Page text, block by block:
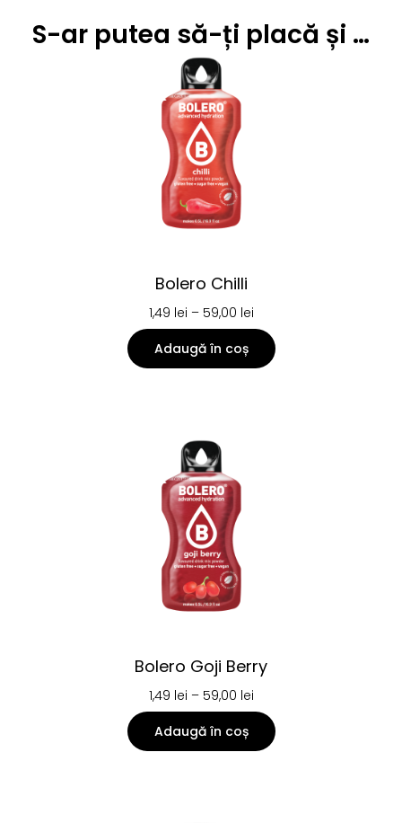
S-ar putea să-ți placă și …
Bolero Chilli
1,49 lei – 59,00 lei
Adaugă în coș
Bolero Goji Berry
1,49 lei – 59,00 lei
Adaugă în coș